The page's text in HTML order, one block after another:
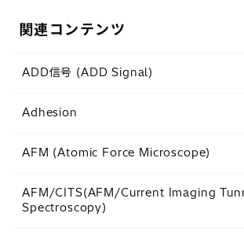
関連コンテンツ
ADD信号 (ADD Signal)
Adhesion
AFM (Atomic Force Microscope)
AFM/CITS(AFM/Current Imaging
Spectroscopy)